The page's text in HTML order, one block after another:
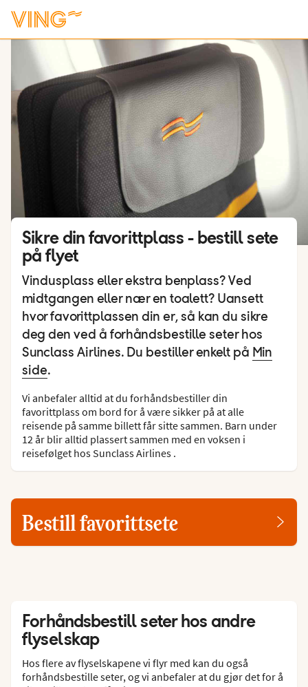
Sikre din favorittplass - bestill sete
på flyet
Vindusplass eller ekstra benplass? Ved
midtgangen eller nær en toalett? Uansett
hvor favorittplassen din er, så kan du sikre
deg den ved å forhåndsbestille seter hos
Sunclass Airlines. Du bestiller enkelt på Min
side.
Vi anbefaler alltid at du forhåndsbestiller din
favorittplass om bord for å være sikker på at alle
reisende på samme billett får sitte sammen. Barn under
12 år blir alltid plassert sammen med en voksen i
reisefølget hos Sunclass Airlines .
Bestill favorittsete
Forhåndsbestill seter hos andre
flyselskap
Hos flere av flyselskapene vi flyr med kan du også
forhåndsbestille seter, og vi anbefaler at du gjør det for å